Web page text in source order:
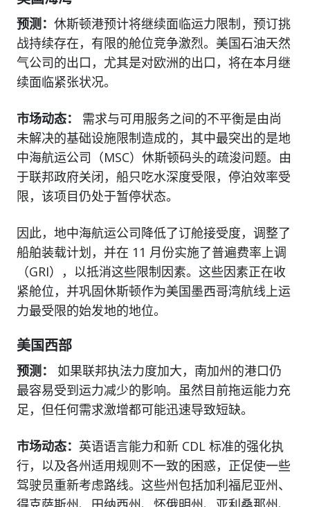
预测： 休斯顿港预计将继续面临运力限制，预订挑
战持续存在，有限的舱位竞争激烈。美国石油天然
气公司的出口，尤其是对欧洲的出口，将在本月继
续面临紧张状况。
市场动态： 需求与可用服务之间的不平衡是由尚
未解决的基础设施限制造成的，其中最突出的是地
中海航运公司（MSC）休斯顿码头的疏浚问题。由
于联邦政府关闭，船只吃水深度受限，停泊效率受
限，该项目仍处于暂停状态。
因此，地中海航运公司降低了订舱接受度，调整了
船舶装载计划，并在 11 月份实施了普遍费率上调
（GRI），以抵消这些限制因素。这些因素正在收
紧舱位，并巩固休斯顿作为美国墨西哥湾航线上运
力最受限的始发地的地位。
美国西部
预测： 如果联邦执法力度加大，南加州的港口仍
最容易受到运力减少的影响。虽然目前拖运能力充
足，但任何需求激增都可能迅速导致短缺。
市场动态： 英语语言能力和新 CDL 标准的强化执
行，以及各州适用规则不一致的困惑，正促使一些
驾驶员重新考虑路线。这些州包括加利福尼亚州、